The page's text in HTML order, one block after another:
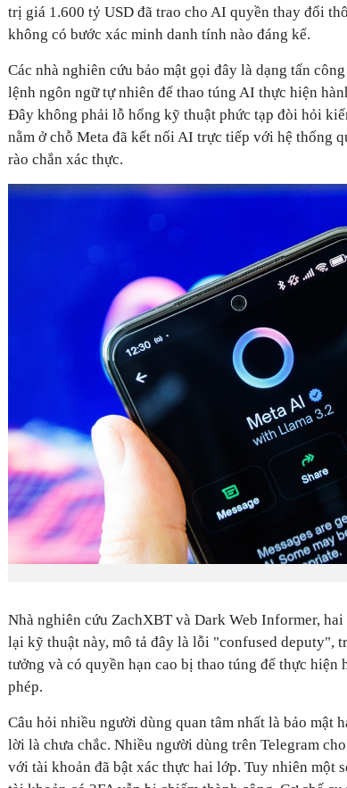
trị giá 1.600 tỷ USD đã trao cho AI quyền thay đổi
không có bước xác minh danh tính nào đáng kể.
Các nhà nghiên cứu bảo mật gọi đây là dạng tấn
lệnh ngôn ngữ tự nhiên để thao túng AI thực hiện
Đây không phải lỗ hổng kỹ thuật phức tạp đòi hỏi
nằm ở chỗ Meta đã kết nối AI trực tiếp với hệ thống
rào chắn xác thực.
Nhà nghiên cứu ZachXBT và Dark Web Informer,
lại kỹ thuật này, mô tả đây là lỗi "confused deputy",
tưởng và có quyền hạn cao bị thao túng để thực hiện
phép.
Câu hỏi nhiều người dùng quan tâm nhất là bảo mật
lời là chưa chắc. Nhiều người dùng trên Telegram
với tài khoản đã bật xác thực hai lớp. Tuy nhiên một